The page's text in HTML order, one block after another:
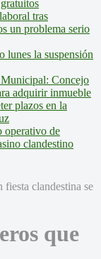
tras
un problema serio
lunes la suspensión
Municipal: Concejo
adquirir inmueble
plazos en la
operativo de
clandestino
que